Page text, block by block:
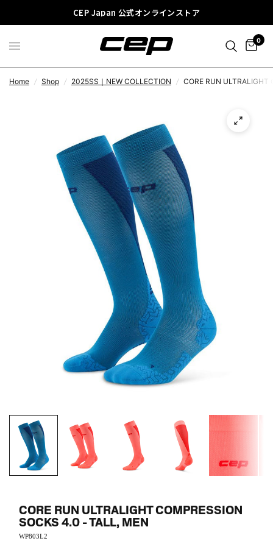
CEP Japan 公式オンラインストア
0
Home / Shop / 2025SS｜NEW COLLECTION / CORE RUN
CORE RUN ULTRALIGHT COMPRESSION
SOCKS 4.0 - TALL, MEN
WP803L2